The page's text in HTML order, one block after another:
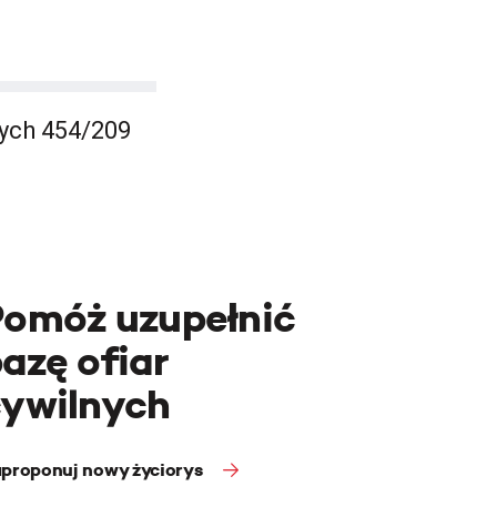
454/209
uzupełnić
ofiar
nowy życiorys